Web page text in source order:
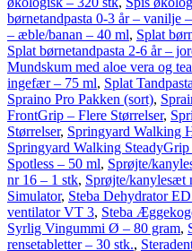
børnetandpasta 0-3 år – vanilje
– æble/banan – 40 ml, Splat
Splat børnetandpasta 2-6 år –
Mundskum med aloe vera og
ingefær – 75 ml, Splat
Spraino Pro Pakken (sort),
FrontGrip – Flere Størrelser,
Størrelser, Springyard Walking
Springyard Walking SteadyGrip
Spotless – 50 ml, Sprøjte/
nr 16 – 1 stk, Sprøjte/kanylesæt
Simulator, Steba Dehydrator
ventilator VT 3, Steba
Syrlig Vingummi Ø – 80 gram,
rensetabletter – 30 stk.,